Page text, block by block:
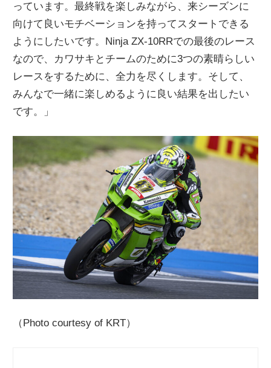
っています。最終戦を楽しみながら、来シーズンに
向けて良いモチベーションを持ってスタートできる
ようにしたいです。Ninja ZX-10RRでの最後のレース
なので、カワサキとチームのために3つの素晴らしい
レースをするために、全力を尽くします。そして、
みんなで一緒に楽しめるように良い結果を出したい
です。」
（Photo courtesy of KRT）